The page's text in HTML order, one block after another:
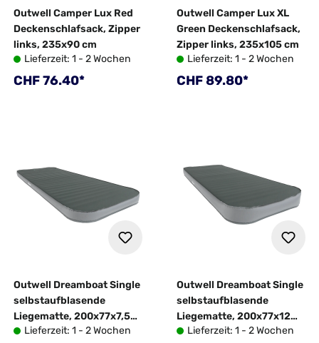
Outwell Camper Lux Red
Deckenschlafsack, Zipper
links, 235x90 cm
Lieferzeit: 1 - 2 Wochen
Regulärer Preis:
CHF 76.40*
Outwell Camper Lux XL
Green Deckenschlafsack,
Zipper links, 235x105 cm
Lieferzeit: 1 - 2 Wochen
Regulärer Preis:
CHF 89.80*
Outwell Dreamboat Single
selbstaufblasende
Liegematte, 200x77x7,5
cmLieferzeit: 1 - 2 Wochen
Outwell Dreamboat Single
selbstaufblasende
Liegematte, 200x77x12
cmLieferzeit: 1 - 2 Wochen